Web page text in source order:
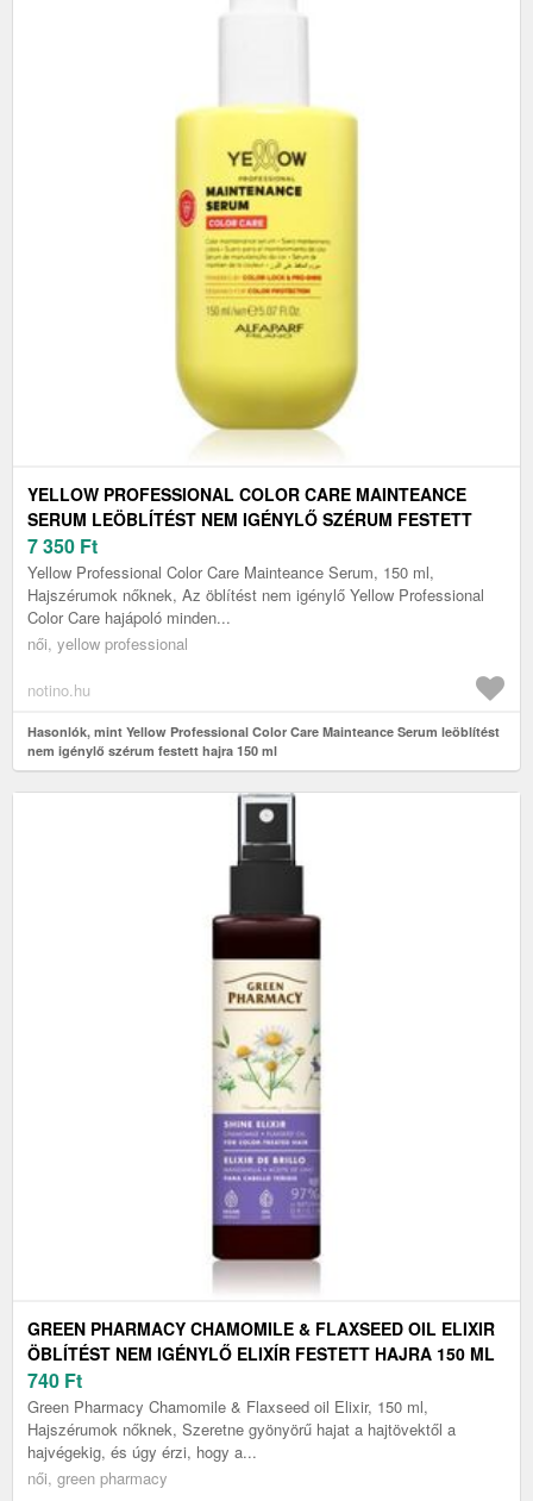
YELLOW PROFESSIONAL COLOR CARE MAINTEANCE
SERUM LEÖBLÍTÉST NEM IGÉNYLŐ SZÉRUM FESTETT
HAJRA 150 ML
7 350 Ft
Yellow Professional Color Care Mainteance Serum, 150 ml,
Hajszérumok nőknek, Az öblítést nem igénylő Yellow Professional
Color Care hajápoló minden...
női, yellow professional
notino.hu
Hasonlók, mint Yellow Professional Color Care Mainteance Serum leöblítést
nem igénylő szérum festett hajra 150 ml
GREEN PHARMACY CHAMOMILE & FLAXSEED OIL ELIXIR
ÖBLÍTÉST NEM IGÉNYLŐ ELIXÍR FESTETT HAJRA 150 ML
740 Ft
Green Pharmacy Chamomile & Flaxseed oil Elixir, 150 ml,
Hajszérumok nőknek, Szeretne gyönyörű hajat a hajtövektől a
hajvégekig, és úgy érzi, hogy a...
női, green pharmacy